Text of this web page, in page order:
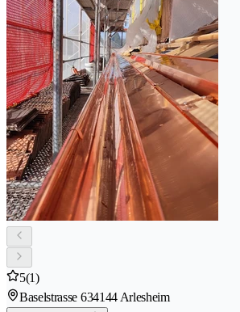
5(1)
Baselstrasse 634144 Arlesheim